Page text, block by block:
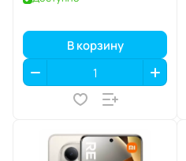
В корзину